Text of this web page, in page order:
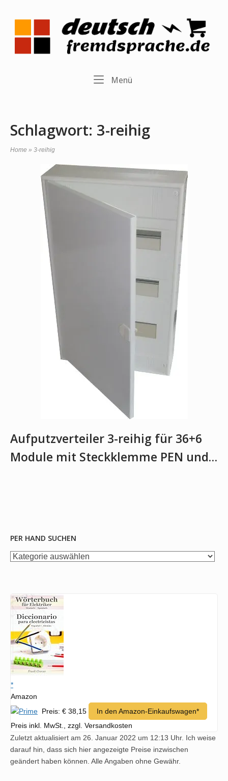
Home
Menü
Schlagwort: 3-reihig
Home » 3-reihig
Aufputzverteiler 3-reihig für 36+6
Module mit Steckklemme PEN und…
PER HAND SUCHEN
per
*
Amazon
Preis: € 38,15
In den Amazon-Einkaufswagen*
Preis inkl. MwSt., zzgl. Versandkosten
Zuletzt aktualisiert am 26. Januar 2022 um 12:13 Uhr. Ich weise
darauf hin, dass sich hier angezeigte Preise inzwischen
geändert haben können. Alle Angaben ohne Gewähr.